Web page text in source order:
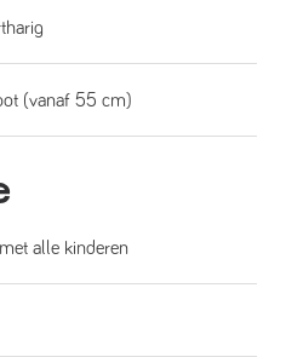
(vanaf 55 cm)
alle kinderen